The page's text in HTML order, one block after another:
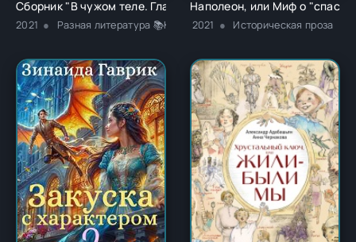
Сборник "В чужом теле. Глава 1" - Ричард Карл Лаймон
2021 Разная литература 📚Классика
Наполеон, или Миф о
2021 Историческая проза